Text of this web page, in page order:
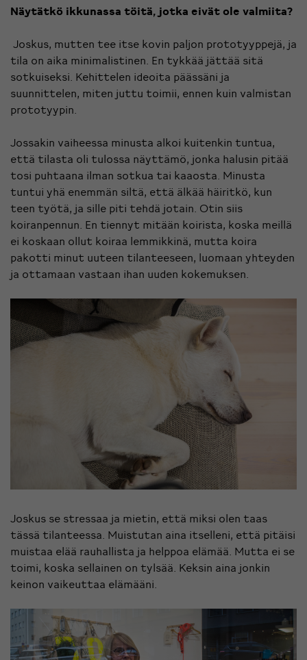
Näytätkö ikkunassa töitä, jotka eivät ole valmiita?
Joskus, mutten tee itse kovin paljon prototyyppejä, ja
tila on aika minimalistinen. En tykkää jättää sitä
sotkuiseksi. Kehittelen ideoita päässäni ja
suunnittelen, miten juttu toimii, ennen kuin valmistan
prototyypin.
Jossakin vaiheessa minusta alkoi kuitenkin tuntua,
että tilasta oli tulossa näyttämö, jonka halusin pitää
tosi puhtaana ilman sotkua tai kaaosta. Minusta
tuntui yhä enemmän siltä, että älkää häiritkö, kun
teen työtä, ja sille piti tehdä jotain. Otin siis
koiranpennun. En tiennyt mitään koirista, koska meillä
ei koskaan ollut koiraa lemmikkinä, mutta koira
pakotti minut uuteen tilanteeseen, luomaan yhteyden
ja ottamaan vastaan ihan uuden kokemuksen.
Joskus se stressaa ja mietin, että miksi olen taas
tässä tilanteessa. Muistutan aina itselleni, että pitäisi
muistaa elää rauhallista ja helppoa elämää. Mutta ei se
toimi, koska sellainen on tylsää. Keksin aina jonkin
keinon vaikeuttaa elämääni.